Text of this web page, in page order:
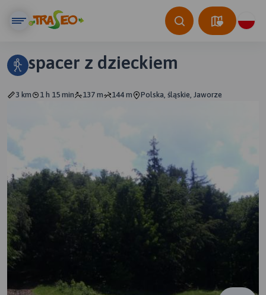
spacer z dzieckiem
3 km 1 h 15 min 137 m 144 m Polska, śląskie, Jaworze